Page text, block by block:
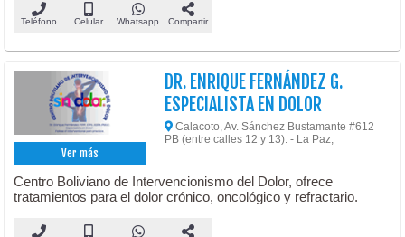
Teléfono Celular Whatsapp Compartir
Ver más
DR. ENRIQUE FERNÁNDEZ G.
ESPECIALISTA EN DOLOR
Calacoto, Av. Sánchez Bustamante #612
PB (entre calles 12 y 13). - La Paz,
Centro Boliviano de Intervencionismo del Dolor, ofrece
tratamientos para el dolor crónico, oncológico y refractario.